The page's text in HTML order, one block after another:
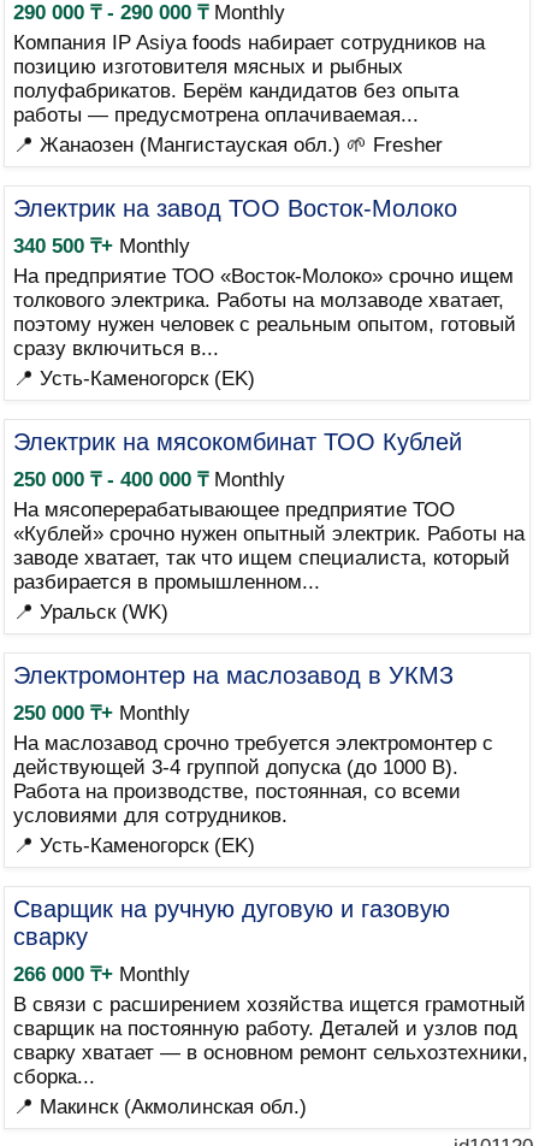
290 000 ₸ - 290 000 ₸Monthly
Компания IP Asiya foods набирает сотрудников на
позицию изготовителя мясных и рыбных
полуфабрикатов. Берём кандидатов без опыта
работы — предусмотрена оплачиваемая...
📍 Жанаозен (Мангистауская обл.) 🌱 Fresher
Электрик на завод ТОО Восток-Молоко
340 500 ₸+Monthly
На предприятие ТОО «Восток-Молоко» срочно ищем
толкового электрика. Работы на молзаводе хватает,
поэтому нужен человек с реальным опытом, готовый
сразу включиться в...
📍 Усть-Каменогорск (EK)
Электрик на мясокомбинат ТОО Кублей
250 000 ₸ - 400 000 ₸Monthly
На мясоперерабатывающее предприятие ТОО
«Кублей» срочно нужен опытный электрик. Работы на
заводе хватает, так что ищем специалиста, который
разбирается в промышленном...
📍 Уральск (WK)
Электромонтер на маслозавод в УКМЗ
250 000 ₸+Monthly
На маслозавод срочно требуется электромонтер с
действующей 3-4 группой допуска (до 1000 В).
Работа на производстве, постоянная, со всеми
условиями для сотрудников.
📍 Усть-Каменогорск (EK)
Сварщик на ручную дуговую и газовую
сварку
266 000 ₸+Monthly
В связи с расширением хозяйства ищется грамотный
сварщик на постоянную работу. Деталей и узлов под
сварку хватает — в основном ремонт сельхозтехники,
сборка...
📍 Макинск (Акмолинская обл.)